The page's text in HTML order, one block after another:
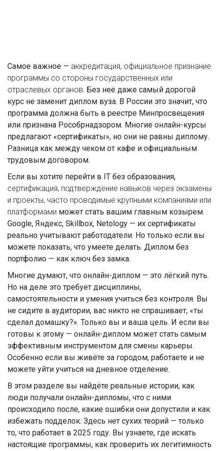
Самое важное — аккредитация, официальное признание
программы со стороны государственных или
отраслевых органов. Без неё даже самый дорогой
курс не заменит диплом вуза. В России это значит, что
программа должна быть в реестре Минпросвещения
или признана Рособрнадзором. Многие онлайн-курсы
предлагают «сертификаты», но они не равны диплому.
Разница как между чеком от кафе и официальным
трудовым договором.
Если вы хотите перейти в IT без образования,
сертификация, подтверждение навыков через экзамены
и проекты, часто проводимые крупными компаниями или
платформами может стать вашим главным козырем.
Google, Яндекс, Skillbox, Netology — их сертификаты
реально учитывают работодатели. Но только если вы
можете показать, что умеете делать. Диплом без
портфолио — как ключ без замка.
Многие думают, что онлайн-диплом — это лёгкий путь.
Но на деле это требует дисциплины,
самостоятельности и умения учиться без контроля. Вы
не сидите в аудитории, вас никто не спрашивает, «ты
сделал домашку?». Только вы и ваша цель. И если вы
готовы к этому — онлайн-диплом может стать самым
эффективным инструментом для смены карьеры.
Особенно если вы живёте за городом, работаете и не
можете уйти учиться на дневное отделение.
В этом разделе вы найдёте реальные истории, как
люди получали онлайн-дипломы, что с ними
происходило после, какие ошибки они допустили и как
избежать подделок. Здесь нет сухих теорий — только
то, что работает в 2025 году. Вы узнаете, где искать
настоящие программы, как проверить их легитимность